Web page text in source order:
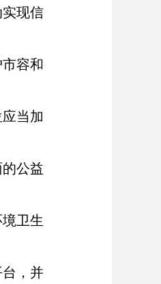
现信
容和
当加
公益
卫生
，并